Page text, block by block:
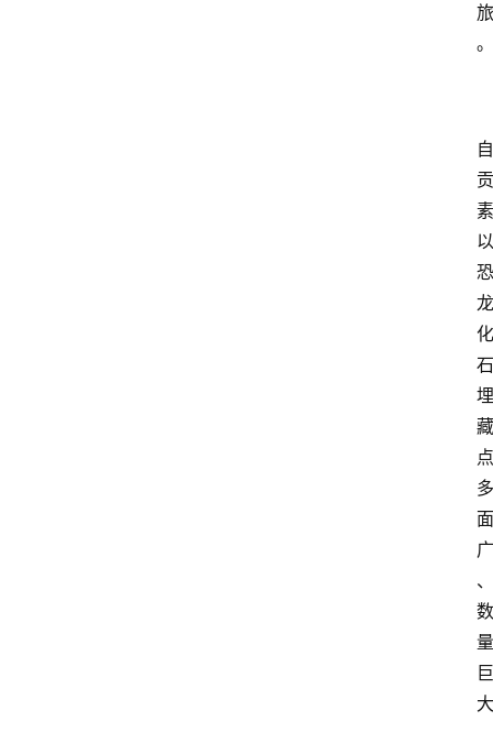
旅
。
自
贡
素
以
恐
龙
化
石
埋
藏
点
多
面
广
、
数
量
巨
大